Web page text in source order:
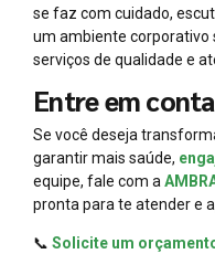
se faz com cuidado,
um ambiente corporativo
serviços de qualidade e
Entre em
Se você deseja
garantir mais saúde,
equipe, fale com a
pronta para te atender e
📞 Solicite um